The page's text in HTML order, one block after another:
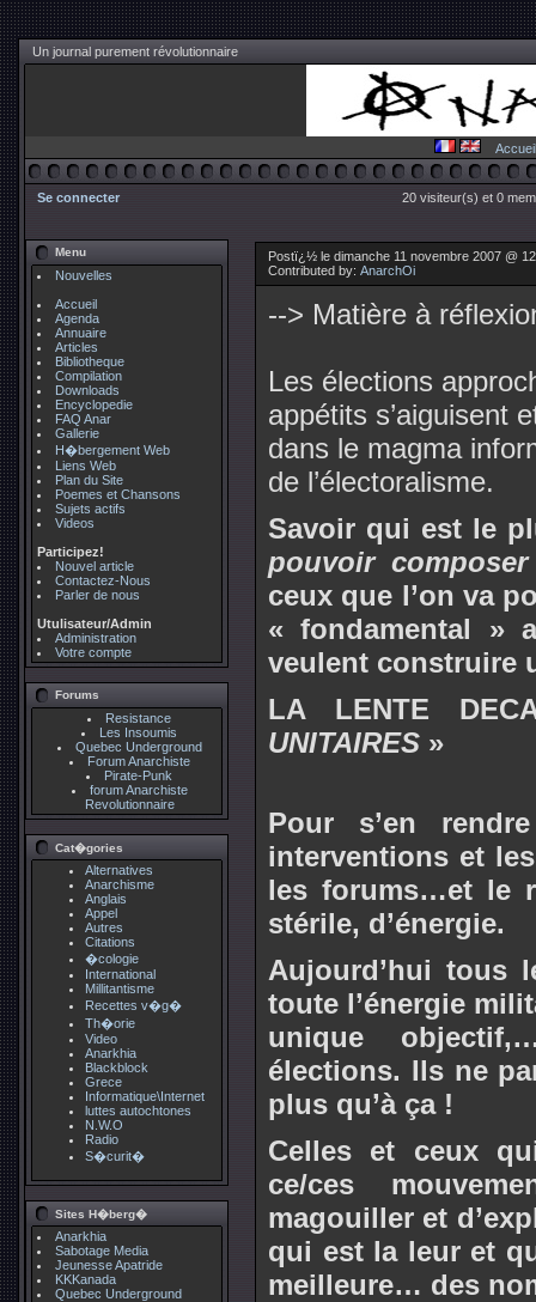
Un journal purement révolutionnaire
Accueil
Se connecter 20 visiteur(s) et 0
Menu
Nouvelles
Accueil
Agenda
Annuaire
Articles
Bibliotheque
Compilation
Downloads
Encyclopedie
FAQ Anar
Gallerie
H�bergement Web
Liens Web
Plan du Site
Poemes et Chansons
Sujets actifs
Videos
Participez!
Nouvel article
Contactez-Nous
Parler de nous
Utulisateur/Admin
Administration
Votre compte
Forums
Resistance
Les Insoumis
Quebec Underground
Forum Anarchiste
Pirate-Punk
forum Anarchiste
Revolutionnaire
Cat�gories
Alternatives
Anarchisme
Anglais
Appel
Autres
Citations
�cologie
International
Millitantisme
Recettes v�g�
Th�orie
Video
Anarkhia
Blackblock
Grece
Informatique\Internet
luttes autochtones
N.W.O
Radio
S�curit�
Sites H�berg�
Anarkhia
Sabotage Media
Jeunesse Apatride
KKKanada
Quebec Underground
Postï¿½ le dimanche 11 novembre 2007 @
Contributed by: AnarchOi
--> Matière à
Les élections
appétits s’aiguisent
dans le magma
de l’électoralisme.
Savoir qui est le
pouvoir
ceux que l’on va
« fondamental »
veulent construire
LA LENTE
UNITAIRES »
Pour s’en
interventions et
les forums…et le
stérile, d’énergie.
Aujourd’hui tous
toute l’énergie
unique
élections. Ils ne
plus qu’à ça !
Celles et ceux
ce/ces
magouiller et
qui est la leur et
meilleure… des